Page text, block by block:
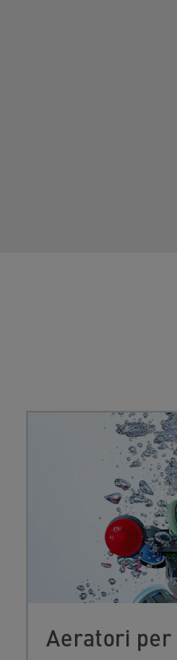
Aeratori